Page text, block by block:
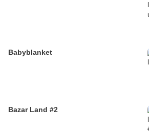
Babyblanket
Bazar Land #2